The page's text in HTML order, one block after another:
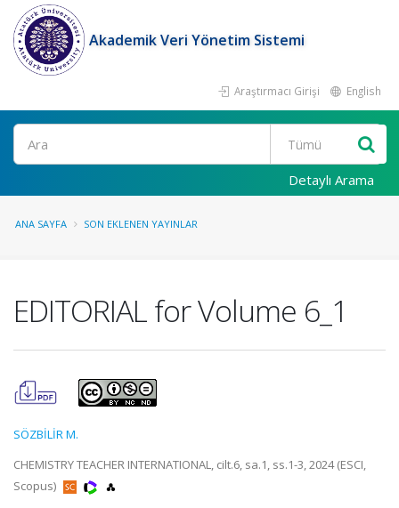
Akademik Veri Yönetim Sistemi
Araştırmacı Girişi English
Ara
Detaylı Arama
ANA SAYFA SON EKLENEN YAYINLAR
EDITORIAL for Volume 6_1
SÖZBİLİR M.
CHEMISTRY TEACHER INTERNATIONAL, cilt.6, sa.1, ss.1-3, 2024 (ESCI,
Scopus)